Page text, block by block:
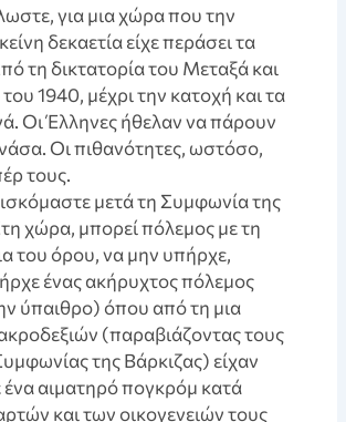
για μια χώρα που την
δεκαετία είχε περάσει τα
τη δικτατορία του Μεταξά και
1940, μέχρι την κατοχή και τα
Οι Έλληνες ήθελαν να πάρουν
Οι πιθανότητες, ωστόσο,
τους.
μετά τη Συμφωνία της
χώρα, μπορεί πόλεμος με τη
του όρου, να μην υπήρχε,
ένας ακήρυχτος πόλεμος
ύπαιθρο) όπου από τη μια
(παραβιάζοντας τους
της Βάρκιζας) είχαν
ένα αιματηρό πογκρόμ κατά
και των οικογενειών τους